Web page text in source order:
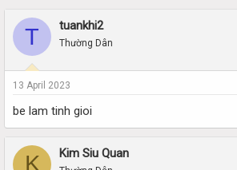
a
d
t
a
t
e
t
d
t
T tuankhi2
Thường Dân
13 April 2023
be lam tinh gioi
K Kim Siu Quan